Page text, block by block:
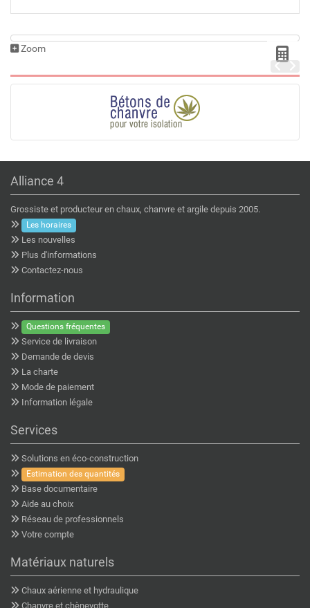
Zoom
Alliance 4
Grossiste et producteur en chaux, chanvre et argile depuis 2005.
Les horaires
Les nouvelles
Plus d'informations
Contactez-nous
Information
Questions fréquentes
Service de livraison
Demande de devis
La charte
Mode de paiement
Information légale
Services
Solutions en éco-construction
Estimation des quantités
Base documentaire
Aide au choix
Réseau de professionnels
Votre compte
Matériaux naturels
Chaux aérienne et hydraulique
Chanvre et chènevotte